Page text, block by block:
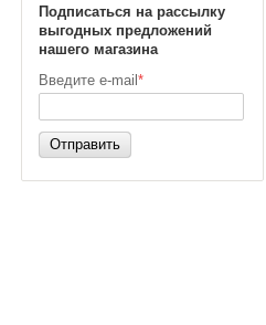
Подписаться на рассылку
выгодных предложений
нашего магазина
Введите e-mail *
Отправить